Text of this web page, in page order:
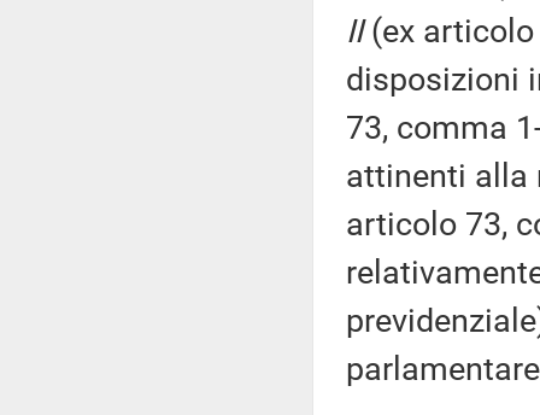
II(ex articolo
disposizioni
73, comma
attinenti alla
articolo 73,